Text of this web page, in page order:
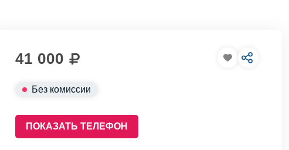
41 000
Без комиссии
ПОКАЗАТЬ ТЕЛЕФОН